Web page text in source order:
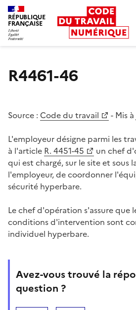
RÉPUBLIQUE
FRANÇAISE
R4461-46
Source : Code du travail - Mis
L'employeur désigne parmi les
à l'article R. 4451-45
un chef
qui est chargé, sur le site et sous
l'employeur, de coordonner
sécurité hyperbare.
Le chef d'opération s'assure que
conditions d'intervention sont
individuel hyperbare.
Avez-vous trouvé la
question ?